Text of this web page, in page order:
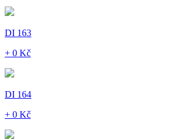
DI 163
+ 0 Kč
DI 164
+ 0 Kč